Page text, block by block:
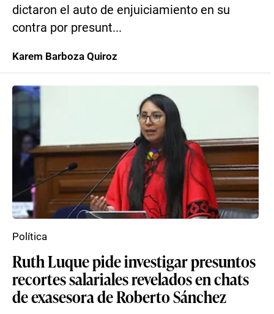
dictaron el auto de enjuiciamiento en su
contra por presunt...
Karem Barboza Quiroz
Ruth Luque pide investigar presuntos
recortes salariales revelados en chats
de exasesora de Roberto Sánchez
Política